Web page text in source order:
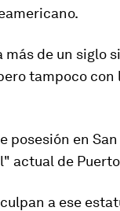
más de un siglo
tampoco con
posesión en
actual de
a ese